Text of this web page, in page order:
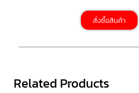
TRANE
ทิ้ง
สั่งซื้อสินค้า
Related Products